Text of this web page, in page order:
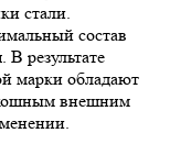
стали.
состав
результате
марки обладают
внешним